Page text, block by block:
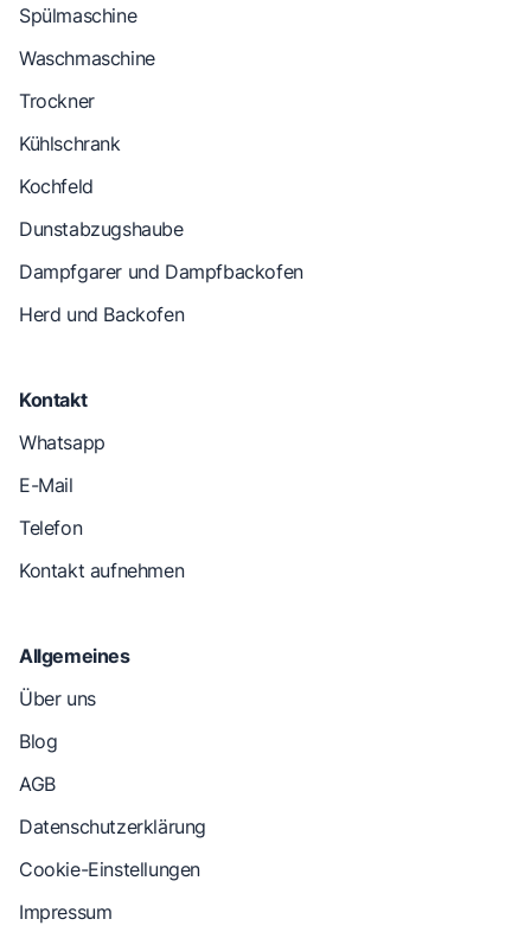
Spülmaschine
Waschmaschine
Trockner
Kühlschrank
Kochfeld
Dunstabzugshaube
Dampfgarer und Dampfbackofen
Herd und Backofen
Kontakt
Whatsapp
E-Mail
Telefon
Kontakt aufnehmen
Allgemeines
Über uns
Blog
AGB
Datenschutzerklärung
Cookie-Einstellungen
Impressum